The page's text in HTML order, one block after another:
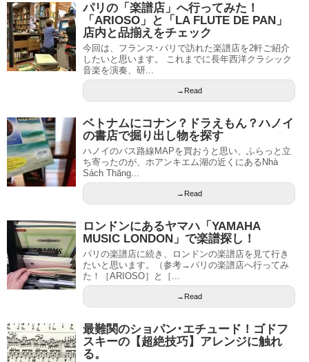
パリの「楽譜店」へ行ってみた！
「ARIOSO」と「LA FLUTE DE PAN」
店内と品揃えをチェック
今回は、フランス･パリで訪れた楽譜店を2軒ご紹介
したいと思います。 これまでに長年西洋クラシック
音楽を演奏、研...
→Read
ベトナムにコナン？ドラえもん？ハノイ
の書店で掘り出し物を探す
ハノイのバス路線MAPを買おうと思い、ふらっと立
ち寄ったのが、ホアンキエム湖の近くにあるNhà
Sách Thăng...
→Read
ロンドンにあるヤマハ「YAMAHA
MUSIC LONDON」で楽譜探し！
パリの楽譜店に続き、ロンドンの楽譜店を見て行き
たいと思います。（参考→パリの楽譜店へ行ってみ
た！［ARIOSO］と［...
→Read
最難関のショパン･エチュード！ゴドフ
スキーの【超絶技巧】アレンジに触れ
る。